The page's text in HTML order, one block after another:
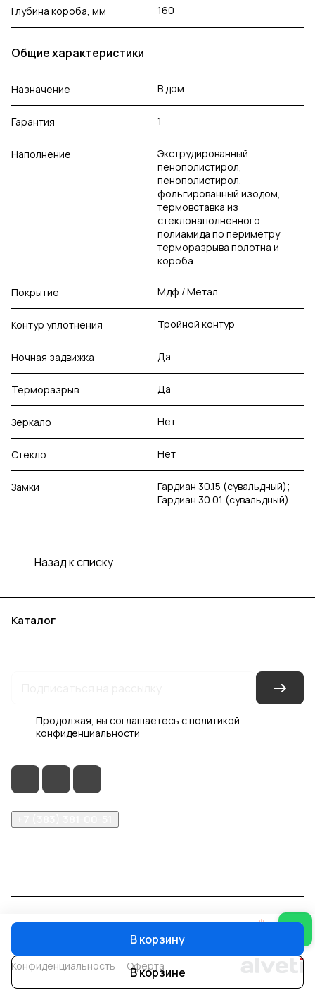
В корзину
В корзине
Глубина короба, мм 160
Общие характеристики
Назначение В дом
Гарантия 1
Наполнение
Экструдированный
пенополистирол,
пенополистирол,
фольгированный изодом,
термовставка из
стеклонаполненного
полиамида по периметру
терморазрыва полотна и
короба.
Покрытие Мдф / Метал
Контур уплотнения Тройной контур
Ночная задвижка Да
Терморазрыв Да
Зеркало Нет
Стекло Нет
Замки
Гардиан 30.15 (сувальдный);
Гардиан 30.01 (сувальдный)
Назад к списку
Каталог
Продолжая, вы соглашаетесь сполитикой
конфиденциальности
© 2026 Интер-Двери
Конфиденциальность Оферта